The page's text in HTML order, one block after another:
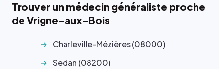
Trouver un médecin généraliste proche
de Vrigne-aux-Bois
Charleville-Mézières (08000)
Sedan (08200)